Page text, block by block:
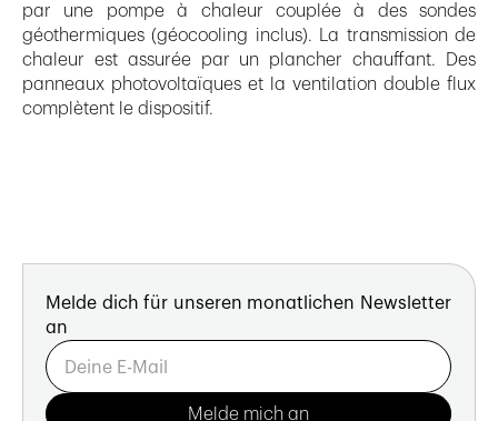
par une pompe à chaleur couplée à des sondes
géothermiques (géocooling inclus). La transmission de
chaleur est assurée par un plancher chauffant. Des
panneaux photovoltaïques et la ventilation double flux
complètent le dispositif.
Melde dich für unseren monatlichen Newsletter
an